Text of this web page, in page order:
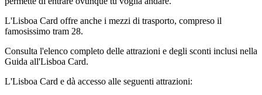
L'Lisboa Card offre anche i mezzi di trasporto, compreso il
famosissimo tram 28.
Consulta l'elenco completo delle attrazioni e degli sconti inclusi nella
Guida all'Lisboa Card.
L'Lisboa Card e dà accesso alle seguenti attrazioni: